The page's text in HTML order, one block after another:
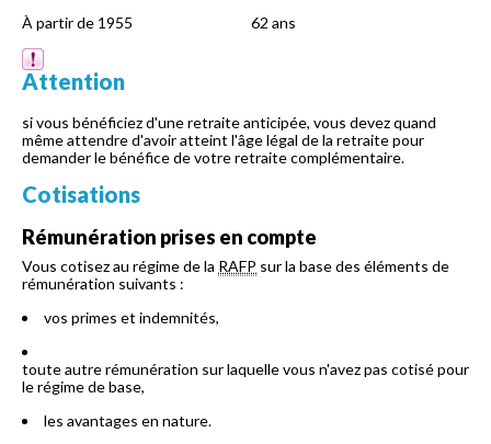
À partir de 1955
62 ans
Attention
si vous bénéficiez d'une retraite anticipée, vous devez quand
même attendre d'avoir atteint l'âge légal de la retraite pour
demander le bénéfice de votre retraite complémentaire.
Cotisations
Rémunération prises en compte
Vous cotisez au régime de la RAFP sur la base des éléments de
rémunération suivants :
vos primes et indemnités,
toute autre rémunération sur laquelle vous n'avez pas cotisé pour
le régime de base,
les avantages en nature.